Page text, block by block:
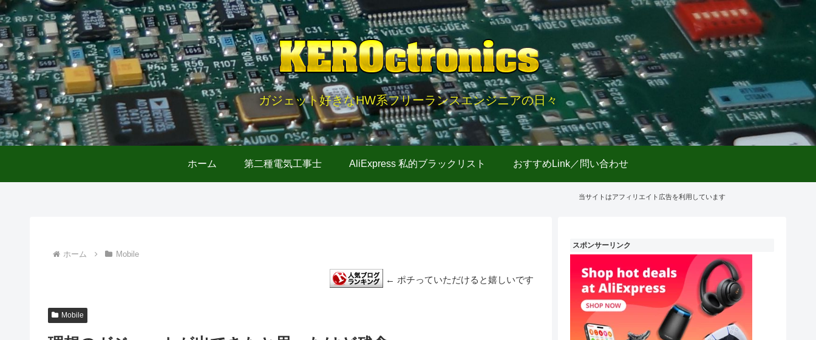
ガジェット好きなHW系フリーランスエンジニアの日々
ホーム 第二種電気工事士 AliExpress 私的ブラックリスト おすすめLink／問い合わせ
当サイトはアフィリエイト広告を利用しています
ホーム Mobile
← ポチっていただけると嬉しいです
Mobile
スポンサーリンク